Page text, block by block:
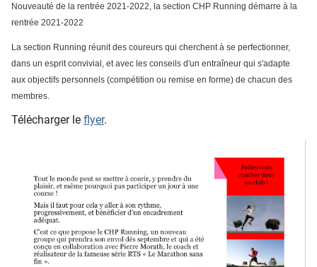
Nouveauté de la rentrée 2021-2022, la section CHP Running démarre à la
rentrée 2021-2022
La section Running réunit des coureurs qui cherchent à se perfectionner,
dans un esprit convivial, et avec les conseils d'un entraîneur qui s'adapte
aux objectifs personnels (compétition ou remise en forme) de chacun des
membres.
Télécharger le flyer.